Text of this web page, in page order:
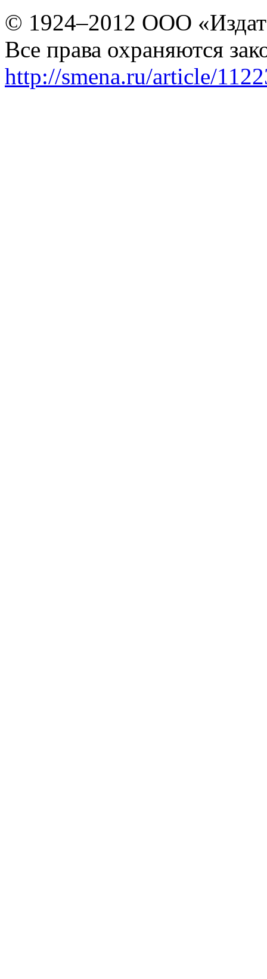
© 1924–2012 ООО
Все права охраняются
http://smena.ru/article/